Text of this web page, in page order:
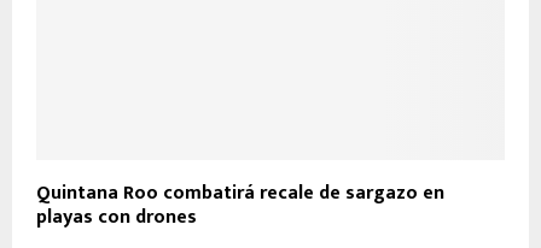
Quintana Roo combatirá recale de sargazo en
playas con drones